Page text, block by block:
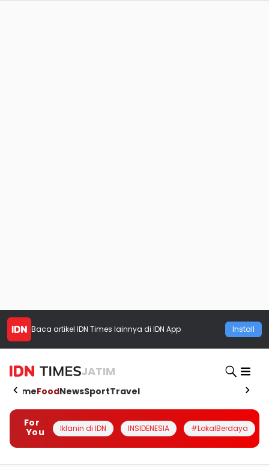
Baca artikel IDN Times lainnya di IDN App Install
JATIM
HomeFoodNewsSportTravel
For
You
Iklanin di IDN INSIDENESIA #LokalBerdaya